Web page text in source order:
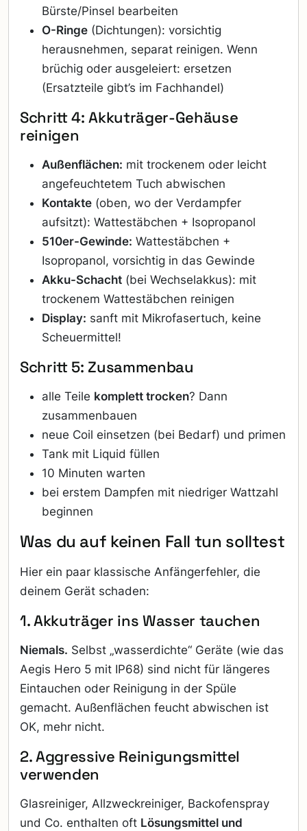
Bürste/Pinsel bearbeiten
O-Ringe (Dichtungen): vorsichtig
herausnehmen, separat reinigen. Wenn
brüchig oder ausgeleiert: ersetzen
(Ersatzteile gibt’s im Fachhandel)
Schritt 4: Akkuträger-Gehäuse
reinigen
Außenflächen: mit trockenem oder leicht
angefeuchtetem Tuch abwischen
Kontakte (oben, wo der Verdampfer
aufsitzt): Wattestäbchen + Isopropanol
510er-Gewinde: Wattestäbchen +
Isopropanol, vorsichtig in das Gewinde
Akku-Schacht (bei Wechselakkus): mit
trockenem Wattestäbchen reinigen
Display: sanft mit Mikrofasertuch, keine
Scheuermittel!
Schritt 5: Zusammenbau
alle Teile komplett trocken? Dann
zusammenbauen
neue Coil einsetzen (bei Bedarf) und primen
Tank mit Liquid füllen
10 Minuten warten
bei erstem Dampfen mit niedriger Wattzahl
beginnen
Was du auf keinen Fall tun solltest
Hier ein paar klassische Anfängerfehler, die
deinem Gerät schaden:
1. Akkuträger ins Wasser tauchen
Niemals. Selbst „wasserdichte“ Geräte (wie das
Aegis Hero 5 mit IP68) sind nicht für längeres
Eintauchen oder Reinigung in der Spüle
gemacht. Außenflächen feucht abwischen ist
OK, mehr nicht.
2. Aggressive Reinigungsmittel
verwenden
Glasreiniger, Allzweckreiniger, Backofenspray
und Co. enthalten oft Lösungsmittel und